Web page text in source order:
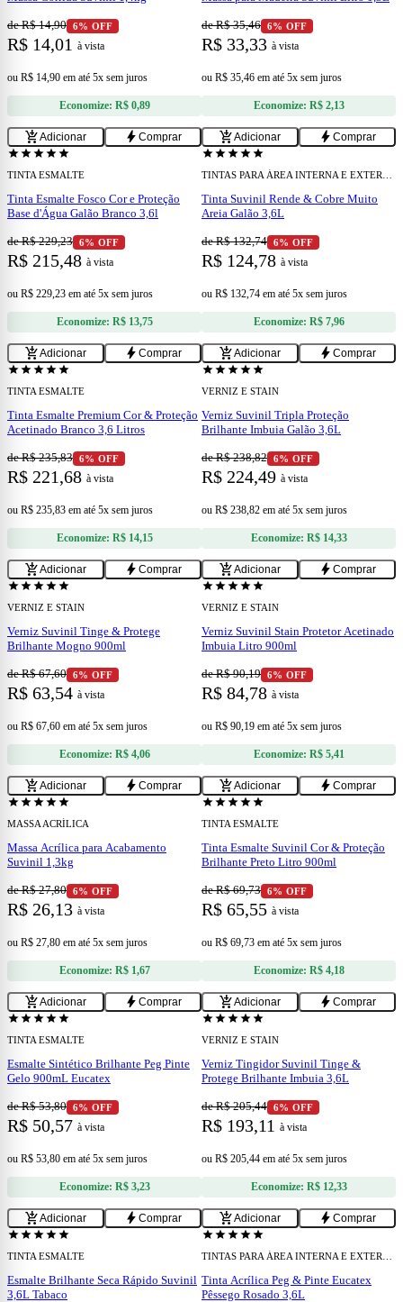
de R$ 14,90 6% OFF
R$ 14,01 à vista
ou R$ 14,90 em até 5x sem juros
Economize: R$ 0,89
add_shopping_cartAdicionar bolt Comprar
de R$ 35,46 6% OFF
R$ 33,33 à vista
ou R$ 35,46 em até 5x sem juros
Economize: R$ 2,13
add_shopping_cartAdicionar bolt Comprar
confirmation_numberCupom 15% OFF
starstarstarstarstar
TINTA ESMALTE
Tinta Esmalte Fosco Cor e Proteção
Base d'Água Galão Branco 3,6l
de R$ 229,23 6% OFF
R$ 215,48 à vista
ou R$ 229,23 em até 5x sem juros
Economize: R$ 13,75
add_shopping_cartAdicionar bolt Comprar
confirmation_numberCupom 15% OFF
starstarstarstarstar
Tinta Suvinil Rende & Cobre Muito
Areia Galão 3,6L
de R$ 132,74 6% OFF
R$ 124,78 à vista
ou R$ 132,74 em até 5x sem juros
Economize: R$ 7,96
add_shopping_cartAdicionar bolt Comprar
confirmation_numberCupom 15% OFF
starstarstarstarstar
TINTA ESMALTE
Tinta Esmalte Premium Cor & Proteção
Acetinado Branco 3,6 Litros
de R$ 235,83 6% OFF
R$ 221,68 à vista
ou R$ 235,83 em até 5x sem juros
Economize: R$ 14,15
add_shopping_cartAdicionar bolt Comprar
confirmation_numberCupom 15% OFF
starstarstarstarstar
VERNIZ E STAIN
Verniz Suvinil Tripla Proteção
Brilhante Imbuia Galão 3,6L
de R$ 238,82 6% OFF
R$ 224,49 à vista
ou R$ 238,82 em até 5x sem juros
Economize: R$ 14,33
add_shopping_cartAdicionar bolt Comprar
confirmation_numberCupom 15% OFF
starstarstarstarstar
VERNIZ E STAIN
Verniz Suvinil Tinge & Protege
Brilhante Mogno 900ml
de R$ 67,60 6% OFF
R$ 63,54 à vista
ou R$ 67,60 em até 5x sem juros
Economize: R$ 4,06
add_shopping_cartAdicionar bolt Comprar
confirmation_numberCupom 15% OFF
starstarstarstarstar
VERNIZ E STAIN
Verniz Suvinil Stain Protetor Acetinado
Imbuia Litro 900ml
de R$ 90,19 6% OFF
R$ 84,78 à vista
ou R$ 90,19 em até 5x sem juros
Economize: R$ 5,41
add_shopping_cartAdicionar bolt Comprar
confirmation_numberCupom 15% OFF
starstarstarstarstar
MASSA ACRÍLICA
Massa Acrílica para Acabamento
Suvinil 1,3kg
de R$ 27,80 6% OFF
R$ 26,13 à vista
ou R$ 27,80 em até 5x sem juros
Economize: R$ 1,67
add_shopping_cartAdicionar bolt Comprar
confirmation_numberCupom 15% OFF
starstarstarstarstar
TINTA ESMALTE
Tinta Esmalte Suvinil Cor & Proteção
Brilhante Preto Litro 900ml
de R$ 69,73 6% OFF
R$ 65,55 à vista
ou R$ 69,73 em até 5x sem juros
Economize: R$ 4,18
add_shopping_cartAdicionar bolt Comprar
confirmation_numberCupom 15% OFF
starstarstarstarstar
TINTA ESMALTE
Esmalte Sintético Brilhante Peg Pinte
Gelo 900mL Eucatex
de R$ 53,80 6% OFF
R$ 50,57 à vista
ou R$ 53,80 em até 5x sem juros
Economize: R$ 3,23
add_shopping_cartAdicionar bolt Comprar
confirmation_numberCupom 15% OFF
starstarstarstarstar
VERNIZ E STAIN
Verniz Tingidor Suvinil Tinge &
Protege Brilhante Imbuia 3,6L
de R$ 205,44 6% OFF
R$ 193,11 à vista
ou R$ 205,44 em até 5x sem juros
Economize: R$ 12,33
add_shopping_cartAdicionar bolt Comprar
confirmation_numberCupom 15% OFF
starstarstarstarstar
TINTA ESMALTE
Esmalte Brilhante Seca Rápido Suvinil
3,6L Tabaco
confirmation_numberCupom 15% OFF
starstarstarstarstar
Tinta Acrílica Peg & Pinte Eucatex
Pêssego Rosado 3,6L